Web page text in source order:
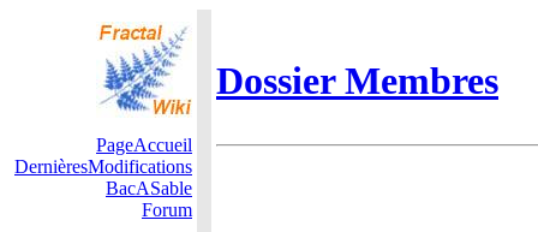
Dossier Membres
PageAccueil
DernièresModifications
BacASable
Forum